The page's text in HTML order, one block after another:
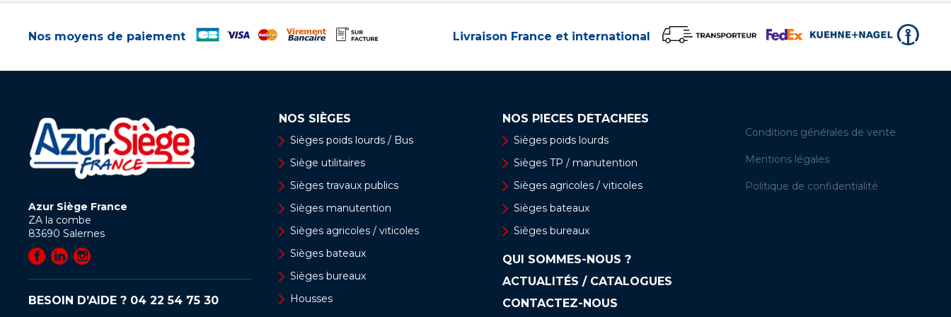
Nos moyens de paiement Livraison France et international
Azur Siège France
ZA la combe
83690 Salernes
BESOIN D’AIDE ? 04 22 54 75 30
NOS SIÈGES
Sièges poids lourds / Bus
Siège utilitaires
Sièges travaux publics
Sièges manutention
Sièges agricoles / viticoles
Sièges bateaux
Sièges bureaux
Housses
NOS PIÈCES DÉTACHÉES
Sièges poids lourds
Sièges TP / manutention
Sièges agricoles / viticoles
Sièges bateaux
Sièges bureaux
QUI SOMMES-NOUS ?
ACTUALITÉS / CATALOGUES
CONTACTEZ-NOUS
Conditions générales de vente
Mentions légales
Politique de confidentialité